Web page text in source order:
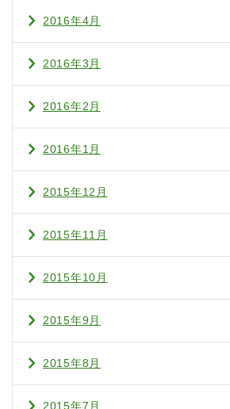
2016年4月
2016年3月
2016年2月
2016年1月
2015年12月
2015年11月
2015年10月
2015年9月
2015年8月
2015年7月